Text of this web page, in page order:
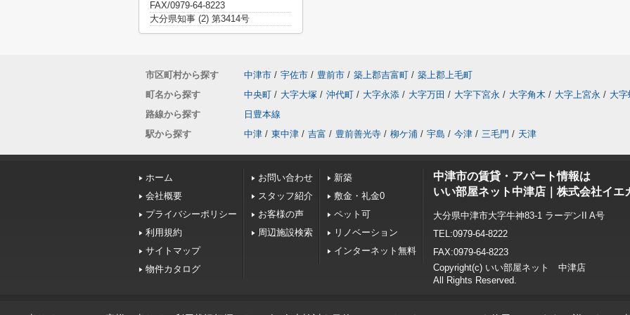
FAX/0979-64-8223
大分県知事 (2) 第3414号
市区町村から探す 中津市 / 宇佐市 / 豊前市 / 築上郡吉富町 / 築上郡上毛町
町名から探す
中央町 / 大字大塚 / 沖代町 / 大字永添 / 大字万田 / 大字下宮永 / 大字角木 / 大字上宮永 / 大
路線から探す
日豊本線
駅から探す
中津 / 東中津 / 吉富 / 豊前善光寺 / 柳ケ浦 / 宇島 / 今津 / 三毛門 / 天津
ホーム
会社概要
プライバシーポリシー
利用規約
サイトマップ
物件カタログ
お問い合わせ
スタッフ紹介
お客様の声
周辺施設検索
新築
敷金・礼金0
ペット可
リノベーション
インターネット無料
中津市の賃貸・アパート情報は
いい部屋ネット中津店｜株式会社イエ
大分県中津市大字牛神83-1 ラーデンII A号
TEL:0979-64-8222
FAX:0979-64-8223
Copyright(c) いい部屋ネット 中津店
All Rights Reserved.